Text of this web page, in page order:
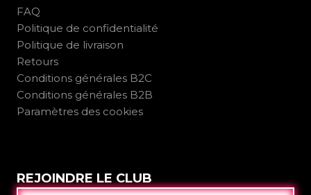
FAQ
Politique de confidentialité
Politique de livraison
Retours
Conditions générales B2C
Conditions générales B2B
Paramètres des cookies
REJOINDRE LE CLUB